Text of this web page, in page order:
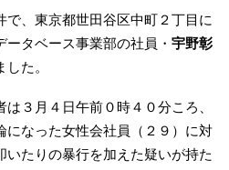
、東京都世田谷区中町２丁目に
タベース事業部の社員・ 宇野彰
た。
３月４日午前０時４０分ころ、
になった女性会社員（２９）に対
いたりの暴行を加えた疑いが持た